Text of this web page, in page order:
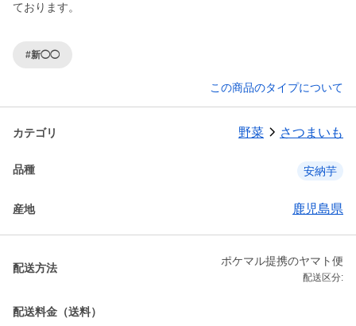
ております。
#新◯◯
この商品のタイプについて
カテゴリ 野菜 さつまいも
品種 安納芋
産地 鹿児島県
配送方法
ポケマル提携のヤマト便
配送区分:
配送料金（送料）